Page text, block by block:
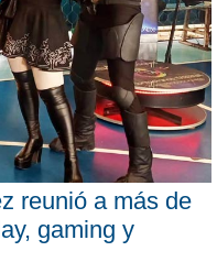
reunió a más de
gaming y